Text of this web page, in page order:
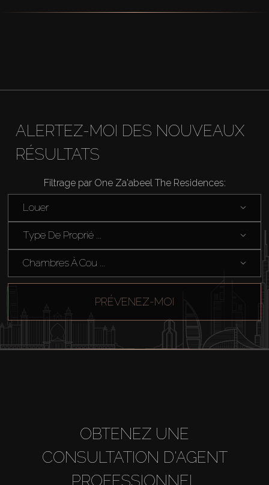
ALERTEZ-MOI DES NOUVEAUX
RÉSULTATS
Filtrage par One Za'abeel The Residences:
Louer
Type De Proprié ...
Chambres À Cou ...
PRÉVENEZ-MOI
OBTENEZ UNE
CONSULTATION D'AGENT
PROFESSIONNEL